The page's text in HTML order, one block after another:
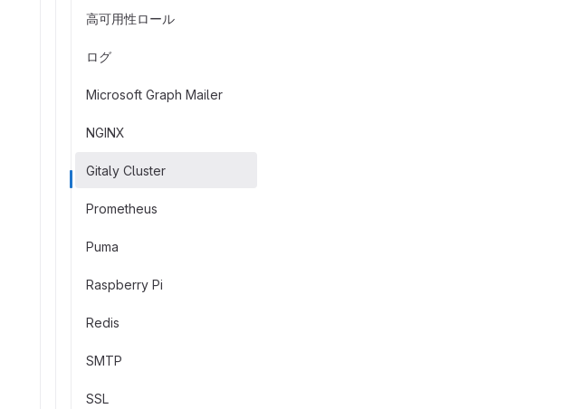
高可用性ロール
ログ
Microsoft Graph Mailer
NGINX
Gitaly Cluster
Prometheus
Puma
Raspberry Pi
Redis
SMTP
SSL